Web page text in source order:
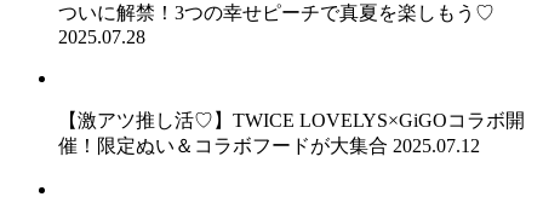
ついに解禁！3つの幸せピーチで真夏を楽しもう♡
2025.07.28
【激アツ推し活♡】TWICE LOVELYS×GiGOコラボ開
催！限定ぬい＆コラボフードが大集合 2025.07.12